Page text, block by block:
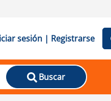
sesión | Registrarse
Buscar